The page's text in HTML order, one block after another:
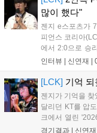
출시할 계획이다
템 구축을 통해
많이 했다"
젠지 e스포츠가
피언스 코리아
에서 2:0으로 승
를 벌리며 25분
하며 POM에 선
인터뷰 | 신연재 |
[LCK] 기억
젠지가 기억을
달리던 KT를 압
크에서 열린
드 레전드 그룹,
경기결과 | 신연재